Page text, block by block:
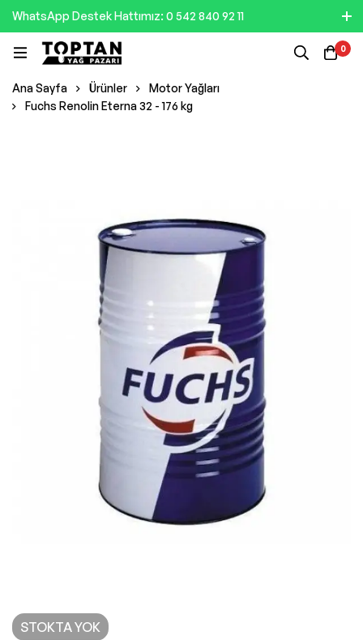
WhatsApp Destek Hattımız: 0 542 840 92 11
0
Ana Sayfa Ürünler
Motor Yağları
Fuchs Renolin Eterna 32 - 176 kg
STOKTA YOK